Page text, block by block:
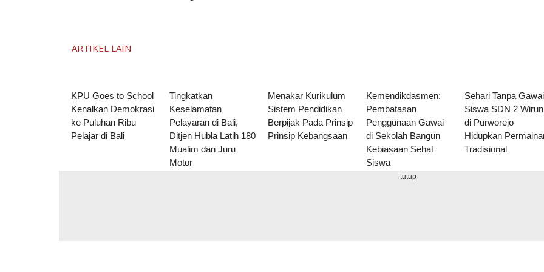
ARTIKEL LAIN
KPU Goes to School
Kenalkan Demokrasi
ke Puluhan Ribu
Pelajar di Bali
Tingkatkan
Keselamatan
Pelayaran di Bali,
Ditjen Hubla Latih 180
Mualim dan Juru
Motor
Menakar Kurikulum
Sistem Pendidikan
Berpijak Pada Prinsip
Prinsip Kebangsaan
Kemendikdasmen:
Pembatasan
Penggunaan Gawai
di Sekolah Bangun
Kebiasaan Sehat
Siswa
Sehari Tanpa Gawai
Siswa SDN 2 Wirun
di Purworejo
Hidupkan
Tradisional
tutup